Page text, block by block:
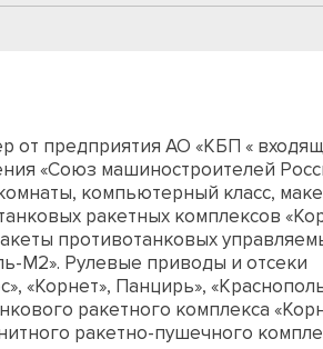
от предприятия АО «КБП «
«Союз машиностроителей
компьютерный класс,
ракетных комплексов
противотанковых
М2». Рулевые приводы и отсеки
«Корнет», Панцирь»,
ракетного комплекса
ракетно-пушечного